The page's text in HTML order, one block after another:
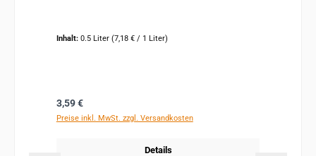
Inhalt: 0.5 Liter (7,18 € / 1 Liter)
Regulärer Preis:
3,59 €
Preise inkl. MwSt. zzgl. Versandkosten
Details